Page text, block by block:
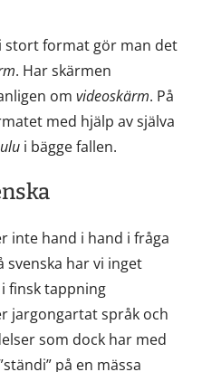
stort format gör man det
. Har skärmen
om videoskärm. På
med hjälp av själva
i bägge fallen.
inte hand i hand i fråga
svenska har vi inget
i finsk tappning
jargongartat språk och
som dock har med
på en mässa